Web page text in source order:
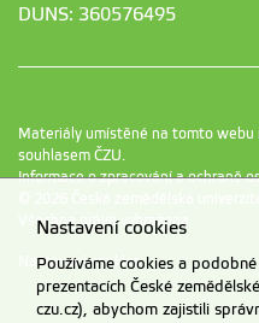
DUNS: 360576495
Materiály umístěné na tomto webu
souhlasem ČZU.
Informace o zpracování a ochraně
Všechna práva vyhrazena
Nastavení cookies
Nastavení cookies
Používáme cookies a
prezentacích České
czu.cz), abychom zajistili